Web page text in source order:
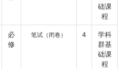
础课
程
必
修
笔试（闭卷） 4
学科
群基
础课
程